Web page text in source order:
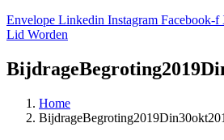
Envelope Linkedin Instagram Facebook-f
Lid Worden
Home